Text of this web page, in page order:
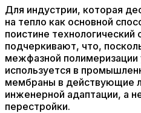
Для индустрии, которая
на тепло как основной
поистине
подчеркивают, что,
межфазной полимеризации
используется в
мембраны в действующие
инженерной адаптации, а
перестройки.